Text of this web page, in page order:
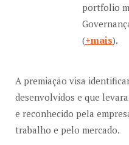
portfolio
(+mais).
A premiação visa
desenvolvidos e que
e reconhecido pela
trabalho e pelo mercado.